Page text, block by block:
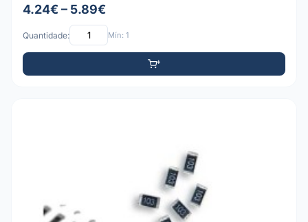
4.24€ – 5.89€
Quantidade: Mín: 1